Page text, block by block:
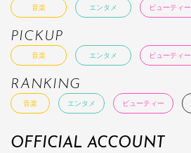
音楽 エンタメ ビューティー
PICKUP
音楽 エンタメ ビューティー
RANKING
音楽 エンタメ ビューティー
OFFICIAL ACCOUNT